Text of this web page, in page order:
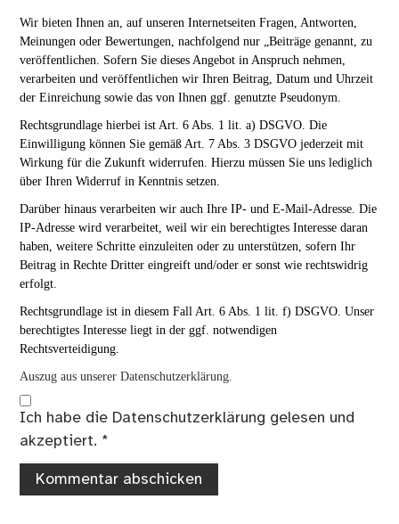
Wir bieten Ihnen an, auf unseren Internetseiten Fragen, Antworten,
Meinungen oder Bewertungen, nachfolgend nur „Beiträge genannt, zu
veröffentlichen. Sofern Sie dieses Angebot in Anspruch nehmen,
verarbeiten und veröffentlichen wir Ihren Beitrag, Datum und Uhrzeit
der Einreichung sowie das von Ihnen ggf. genutzte Pseudonym.
Rechtsgrundlage hierbei ist Art. 6 Abs. 1 lit. a) DSGVO. Die
Einwilligung können Sie gemäß Art. 7 Abs. 3 DSGVO jederzeit mit
Wirkung für die Zukunft widerrufen. Hierzu müssen Sie uns lediglich
über Ihren Widerruf in Kenntnis setzen.
Darüber hinaus verarbeiten wir auch Ihre IP- und E-Mail-Adresse. Die
IP-Adresse wird verarbeitet, weil wir ein berechtigtes Interesse daran
haben, weitere Schritte einzuleiten oder zu unterstützen, sofern Ihr
Beitrag in Rechte Dritter eingreift und/oder er sonst wie rechtswidrig
erfolgt.
Rechtsgrundlage ist in diesem Fall Art. 6 Abs. 1 lit. f) DSGVO. Unser
berechtigtes Interesse liegt in der ggf. notwendigen
Rechtsverteidigung.
Auszug aus unserer Datenschutzerklärung.
Ich habe die Datenschutzerklärung gelesen und
akzeptiert. *